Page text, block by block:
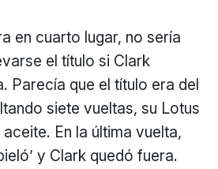
en cuarto lugar, no sería
el título si Clark
Parecía que el título era del
siete vueltas, su Lotus
En la última vuelta,
y Clark quedó fuera.